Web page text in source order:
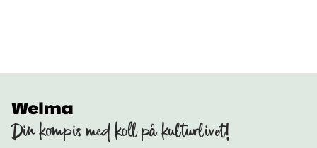
Din kompis med koll på kulturlivet!